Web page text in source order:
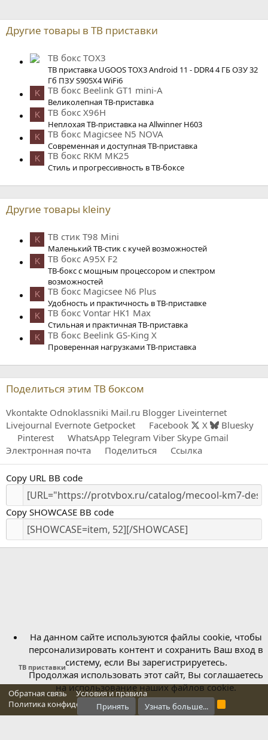
Другие товары в ТВ приставки
ТВ бокс TOX3
ТВ приставка UGOOS TOX3 Android 11 - DDR4 4 ГБ ОЗУ 32
Гб ПЗУ S905X4 WiFi6
K ТВ бокс Beelink GT1 mini-A
Великолепная ТВ-приставка
K ТВ бокс X96H
Неплохая ТВ-приставка на Allwinner H603
K ТВ бокс Magicsee N5 NOVA
Современная и доступная ТВ-приставка
K ТВ бокс RKM MK25
Стиль и прогрессивность в ТВ-боксе
Другие товары kleiny
K ТВ стик T98 Mini
Маленький ТВ-стик с кучей возможностей
K ТВ бокс A95X F2
ТВ-бокс с мощным процессором и спектром
возможностей
K ТВ бокс Magicsee N6 Plus
Удобность и практичность в ТВ-приставке
K ТВ бокс Vontar HK1 Max
Стильная и практичная ТВ-приставка
K ТВ бокс Beelink GS-King X
Проверенная нагрузками ТВ-приставка
Поделиться этим ТВ боксом
Vkontakte Odnoklassniki Mail.ru Blogger Liveinternet
Livejournal Evernote Getpocket Facebook X
Bluesky
Pinterest
WhatsApp Telegram Viber Skype Gmail
Электронная почта
Поделиться Ссылка
Copy URL BB code
Copy SHOWCASE BB code
ТВ приставки
Обратная связь
Условия и правила
Политика конфиденциальности
Справка Главная
R
На данном сайте используются файлы cookie, чтобы
персонализировать контент и сохранить Ваш вход в
систему, если Вы зарегистрируетесь.
Продолжая использовать этот сайт, Вы соглашаетесь
на использование наших файлов cookie.
Принять Узнать больше...